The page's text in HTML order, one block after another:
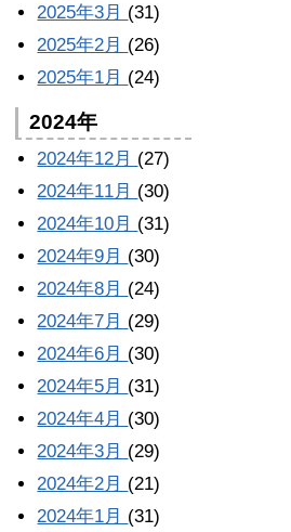
2025年3月 (31)
2025年2月 (26)
2025年1月 (24)
2024年
2024年12月 (27)
2024年11月 (30)
2024年10月 (31)
2024年9月 (30)
2024年8月 (24)
2024年7月 (29)
2024年6月 (30)
2024年5月 (31)
2024年4月 (30)
2024年3月 (29)
2024年2月 (21)
2024年1月 (31)